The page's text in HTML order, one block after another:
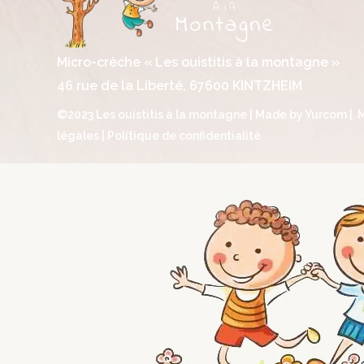
Micro-crèche « Les ouistitis à la montagne »
46 rue de la Liberté, 67600 KINTZHEIM
©2023 Les ouistitis à la montagne | Made by Yurcom
légales
Politique de confidentialité